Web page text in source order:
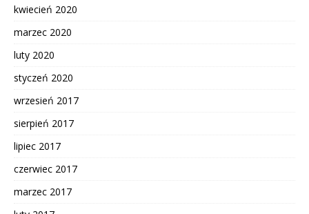
kwiecień 2020
marzec 2020
luty 2020
styczeń 2020
wrzesień 2017
sierpień 2017
lipiec 2017
czerwiec 2017
marzec 2017